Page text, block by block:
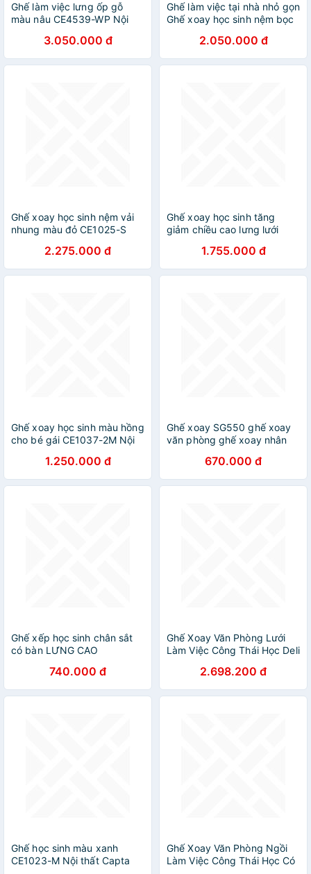
Ghế làm việc lưng ốp gỗ
màu nâu CE4539-WP Nội
Ghế học bài học sinh trung
học nệm PT giả da chân
xoay
3.050.000 đ
Ghế làm việc tại nhà nhỏ gọn
Ghế xoay học sinh nệm bọc
CE1008-P CAPTA Morden
Office Chair
2.050.000 đ
Ghế xoay học sinh nệm vải
nhung màu đỏ CE1025-S
bài tại nhà nệm vải nhung
màu đỏ khung lung nhựa PP
màu đen chân xoay sắt sơn
2.275.000 đ
Ghế xoay học sinh tăng
giảm chiều cao lưng lưới
Nội thất Capta Ghế ngồi học
bài đúng tư thế cho trẻ
Study Chairs For Children
1.755.000 đ
Ghế xoay học sinh màu hồng
cho bé gái CE1037-2M Nội
khung nhựa trắng tay gấp
gọn lưng lưới nệm vải nâng
hạ chiều cao hcm
1.250.000 đ
Ghế xoay SG550 ghế xoay
văn phòng ghế xoay nhân
670.000 đ
Ghế xếp học sinh chân sắt
có bàn LƯNG CAO
740.000 đ
Ghế Xoay Văn Phòng Lưới
Làm Việc Công Thái Học Deli
Chỉnh Lưng, Lưới Thoáng
Khí, Chân Xoay Tiện Ích,
Đệm Ghế Êm Aí, Nhiều Màu -
2.698.200 đ
Ghế học sinh màu xanh
CE1023-M Nội thất Capta
Ghế Xoay Văn Phòng Ngồi
Làm Việc Công Thái Học Có